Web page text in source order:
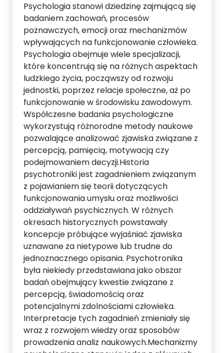
Psychologia stanowi dziedzinę zajmującą się
badaniem zachowań, procesów
poznawczych, emocji oraz mechanizmów
wpływających na funkcjonowanie człowieka.
Psychologia obejmuje wiele specjalizacji,
które koncentrują się na różnych aspektach
ludzkiego życia, począwszy od rozwoju
jednostki, poprzez relacje społeczne, aż po
funkcjonowanie w środowisku zawodowym.
Współczesne badania psychologiczne
wykorzystują różnorodne metody naukowe
pozwalające analizować zjawiska związane z
percepcją, pamięcią, motywacją czy
podejmowaniem decyzji.Historia
psychotroniki jest zagadnieniem związanym
z pojawianiem się teorii dotyczących
funkcjonowania umysłu oraz możliwości
oddziaływań psychicznych. W różnych
okresach historycznych powstawały
koncepcje próbujące wyjaśniać zjawiska
uznawane za nietypowe lub trudne do
jednoznacznego opisania. Psychotronika
była niekiedy przedstawiana jako obszar
badań obejmujący kwestie związane z
percepcją, świadomością oraz
potencjalnymi zdolnościami człowieka.
Interpretacje tych zagadnień zmieniały się
wraz z rozwojem wiedzy oraz sposobów
prowadzenia analiz naukowych.Mechanizmy